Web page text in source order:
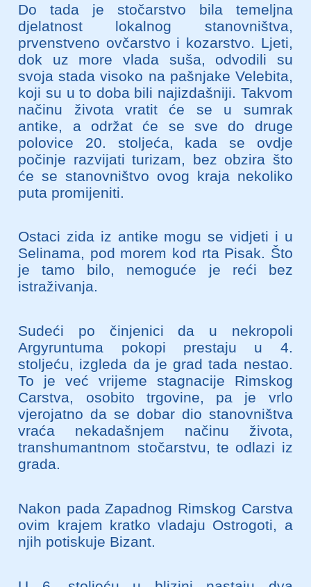
Do tada je stočarstvo bila temeljna
djelatnost lokalnog stanovništva,
prvenstveno ovčarstvo i kozarstvo. Ljeti,
dok uz more vlada suša, odvodili su
svoja stada visoko na pašnjake Velebita,
koji su u to doba bili najizdašniji. Takvom
načinu života vratit će se u sumrak
antike, a održat će se sve do druge
polovice 20. stoljeća, kada se ovdje
počinje razvijati turizam, bez obzira što
će se stanovništvo ovog kraja nekoliko
puta promijeniti.
Ostaci zida iz antike mogu se vidjeti i u
Selinama, pod morem kod rta Pisak. Što
je tamo bilo, nemoguće je reći bez
istraživanja.
Sudeći po činjenici da u nekropoli
Argyruntuma pokopi prestaju u 4.
stoljeću, izgleda da je grad tada nestao.
To je već vrijeme stagnacije Rimskog
Carstva, osobito trgovine, pa je vrlo
vjerojatno da se dobar dio stanovništva
vraća nekadašnjem načinu života,
transhumantnom stočarstvu, te odlazi iz
grada.
Nakon pada Zapadnog Rimskog Carstva
ovim krajem kratko vladaju Ostrogoti, a
njih potiskuje Bizant.